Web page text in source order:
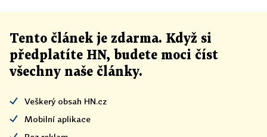
Tento článek je zdarma. Když si
předplatíte HN, budete moci číst
všechny naše články.
Veškerý obsah HN.cz
Mobilní aplikace